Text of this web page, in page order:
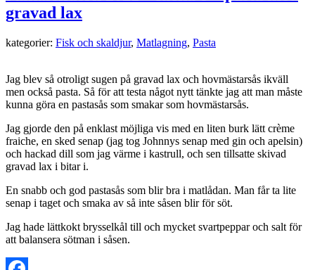
gravad lax
kategorier: Fisk och skaldjur, Matlagning, Pasta
Jag blev så otroligt sugen på gravad lax och hovmästarsås ikväll
men också pasta. Så för att testa något nytt tänkte jag att man måste
kunna göra en pastasås som smakar som hovmästarsås.
Jag gjorde den på enklast möjliga vis med en liten burk lätt crème
fraiche, en sked senap (jag tog Johnnys senap med gin och apelsin)
och hackad dill som jag värme i kastrull, och sen tillsatte skivad
gravad lax i bitar i.
En snabb och god pastasås som blir bra i matlådan. Man får ta lite
senap i taget och smaka av så inte såsen blir för söt.
Jag hade lättkokt brysselkål till och mycket svartpeppar och salt för
att balansera sötman i såsen.